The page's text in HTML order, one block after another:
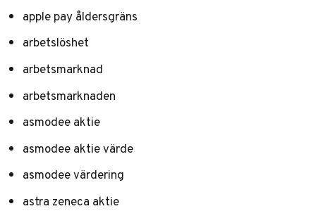
apple pay åldersgräns
arbetslöshet
arbetsmarknad
arbetsmarknaden
asmodee aktie
asmodee aktie värde
asmodee värdering
astra zeneca aktie